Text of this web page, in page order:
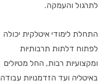
לתרגול והעמקה.
התחלת לימודי איטלקית יכולה
לפתוח דלתות תרבותיות
ומקצועיות רבות, החל מטיולים
באיטליה ועד הזדמנויות עבודה